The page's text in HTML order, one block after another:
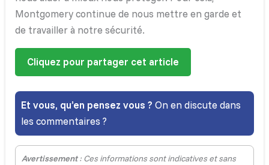
Montgomery continue de nous mettre en garde et
de travailler à notre sécurité.
Cliquez pour partager cet article
Et vous, qu’en pensez vous ? On en discute dans
les commentaires ?
Avertissement: Ces informations sont indicatives et sans